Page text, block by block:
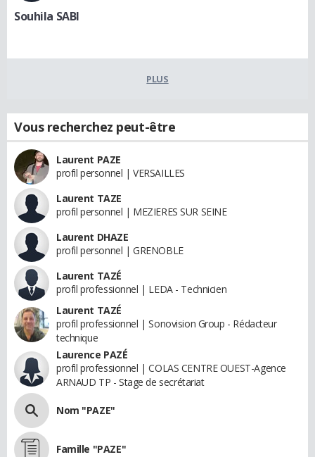
Souhila SABI
PLUS
Vous recherchez peut-être
Laurent PAZE
profil personnel | VERSAILLES
Laurent TAZE
profil personnel | MEZIERES SUR SEINE
Laurent DHAZE
profil personnel | GRENOBLE
Laurent TAZÉ
profil professionnel | LEDA - Technicien
Laurent TAZÉ
profil professionnel | Sonovision Group - Rédacteur
technique
Laurence PAZÉ
profil professionnel | COLAS CENTRE OUEST-Agence
ARNAUD TP - Stage de secrétariat
Nom "PAZE"
Famille "PAZE"